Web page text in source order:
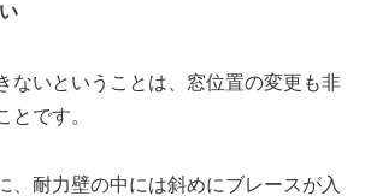
ないということは、窓位置の変更も非
とです。
、耐力壁の中には斜めにブレースが入